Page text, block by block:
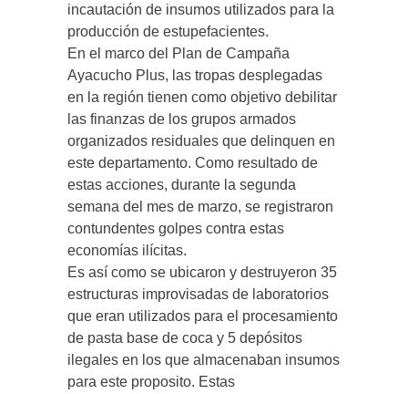
incautación de insumos utilizados para la
producción de estupefacientes.
En el marco del Plan de Campaña
Ayacucho Plus, las tropas desplegadas
en la región tienen como objetivo debilitar
las finanzas de los grupos armados
organizados residuales que delinquen en
este departamento. Como resultado de
estas acciones, durante la segunda
semana del mes de marzo, se registraron
contundentes golpes contra estas
economías ilícitas.
Es así como se ubicaron y destruyeron 35
estructuras improvisadas de laboratorios
que eran utilizados para el procesamiento
de pasta base de coca y 5 depósitos
ilegales en los que almacenaban insumos
para este proposito. Estas